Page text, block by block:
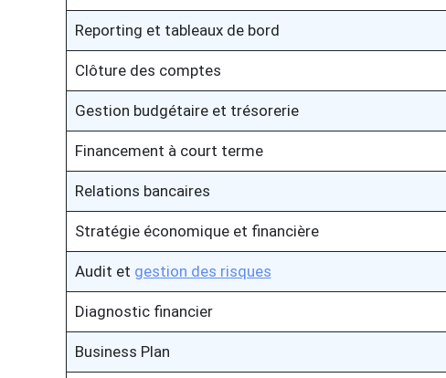
Reporting et tableaux de bord
Clôture des comptes
Gestion budgétaire et trésorerie
Financement à court terme
Relations bancaires
Stratégie économique et financière
Audit et gestion des risques
Diagnostic financier
Business Plan